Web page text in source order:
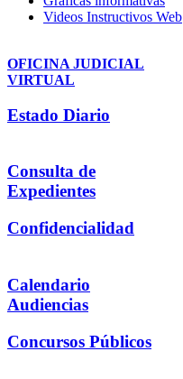
Videos Instructivos Web
OFICINA JUDICIAL
VIRTUAL
Estado Diario
Consulta de
Expedientes
Confidencialidad
Calendario
Audiencias
Concursos Públicos